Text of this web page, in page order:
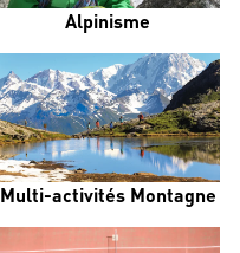
Alpinisme
Multi-activités Montagne